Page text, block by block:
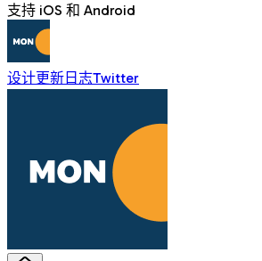
支持 iOS 和 Android
设计更新日志Twitter